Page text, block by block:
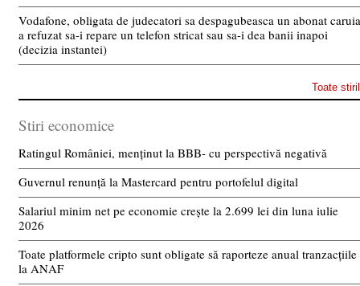
Vodafone, obligata de judecatori sa despagubeasca un abonat caruia
a refuzat sa-i repare un telefon stricat sau sa-i dea banii inapoi
(decizia instantei)
Toate
Stiri economice
Ratingul României, menținut la BBB- cu perspectivă negativă
Guvernul renunță la Mastercard pentru portofelul digital
Salariul minim net pe economie crește la 2.699 lei din luna iulie
2026
Toate platformele cripto sunt obligate să raporteze anual tranzacțiile
la ANAF